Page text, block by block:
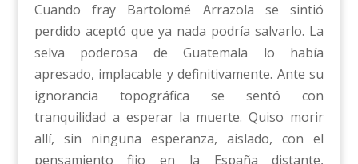
Cuando fray Bartolomé Arrazola se sintió
perdido aceptó que ya nada podría salvarlo. La
selva poderosa de Guatemala lo había
apresado, implacable y definitivamente. Ante su
ignorancia topográfica se sentó con
tranquilidad a esperar la muerte. Quiso morir
allí, sin ninguna esperanza, aislado, con el
pensamiento fijo en la España distante,